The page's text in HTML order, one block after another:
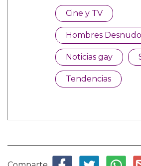
Cine y TV
Hombres
Noticias gay
Tendencias